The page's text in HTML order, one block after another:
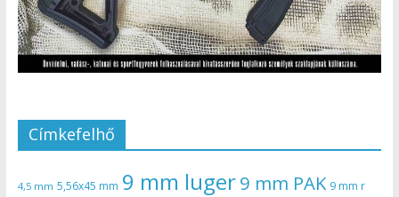
Címkefelhő
4,5 mm 5,56x45 mm 9 mm luger9 mm PAK 9 mm r